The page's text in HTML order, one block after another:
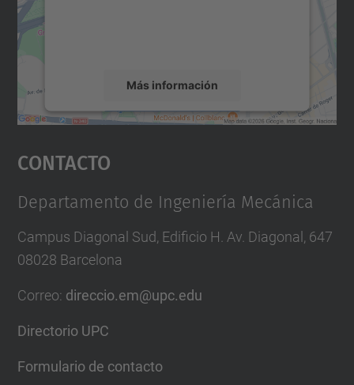
Más información
Aceptar
powered by
Contacto
Departamento de Ingeniería Mecánica
Campus Diagonal Sud, Edificio H. Av. Diagonal, 647
08028 Barcelona
Correo: direccio.em@upc.edu
Directorio UPC
Formulario de contacto